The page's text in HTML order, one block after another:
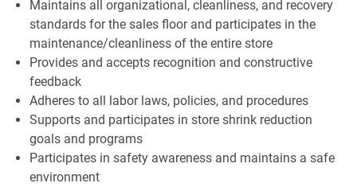
Maintains all organizational, cleanliness, and recovery
standards for the sales floor and participates in the
maintenance/cleanliness of the entire store
Provides and accepts recognition and constructive
feedback
Adheres to all labor laws, policies, and procedures
Supports and participates in store shrink reduction
goals and programs
Participates in safety awareness and maintains a safe
environment